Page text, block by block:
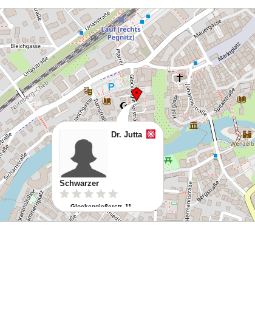
Dr. Jutta
Schwarzer
Glockengießerstr. 11
91207 Lauf an der Pegnitz